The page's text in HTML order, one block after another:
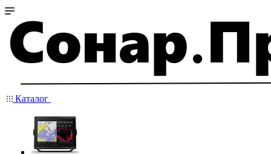
Каталог